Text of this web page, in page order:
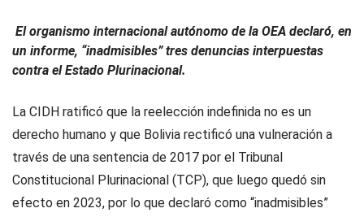
El organismo internacional autónomo de la OEA declaró, en
un informe, “inadmisibles” tres denuncias interpuestas
contra el Estado Plurinacional.
La CIDH ratificó que la reelección indefinida no es un
derecho humano y que Bolivia rectificó una vulneración a
través de una sentencia de 2017 por el Tribunal
Constitucional Plurinacional (TCP), que luego quedó sin
efecto en 2023, por lo que declaró como “inadmisibles”